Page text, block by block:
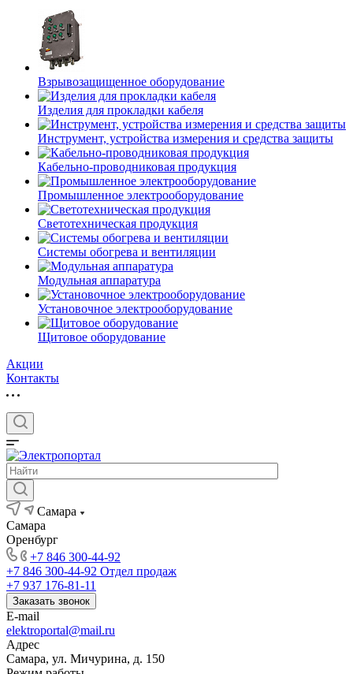
Взрывозащищенное оборудование
Изделия для прокладки кабеля
Инструмент, устройства измерения и средства защиты
Кабельно-проводниковая продукция
Промышленное электрооборудование
Светотехническая продукция
Системы обогрева и вентиляции
Модульная аппаратура
Установочное электрооборудование
Щитовое оборудование
Акции
Контакты
Самара
Самара
Оренбург
+7 846 300-44-92
+7 846 300-44-92 Отдел продаж
+7 937 176-81-11
Заказать звонок
E-mail
elektroportal@mail.ru
Адрес
Самара, ул. Мичурина, д. 150